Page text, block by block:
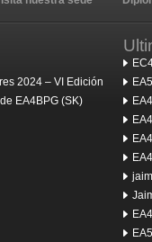
2024 – VI Edición
EA4BPG (SK)